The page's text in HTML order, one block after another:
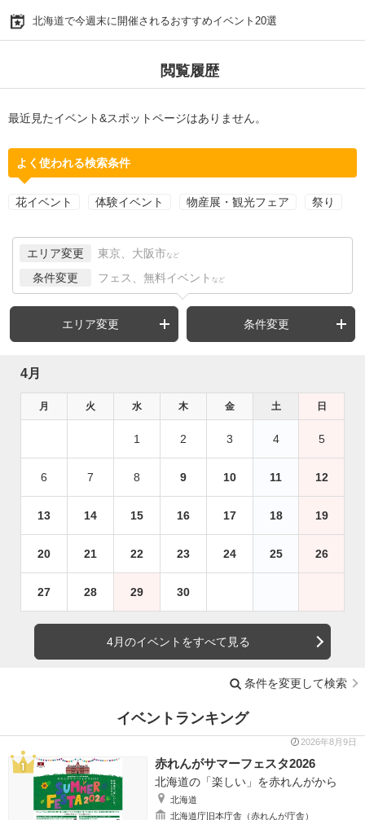
北海道で今週末に開催されるおすすめイベント20選
閲覧履歴
最近見たイベント&スポットページはありません。
よく使われる検索条件
花イベント 体験イベント 物産展・観光フェア 祭り
エリア変更 東京、大阪市 など
条件変更 フェス、無料イベント など
エリア変更 条件変更
4月
月 火 水 木 金 土 日
1 2 3 4 5
6 7 8 9 10 11 12
13 14 15 16 17 18 19
20 21 22 23 24 25 26
27 28 29 30
4月のイベントをすべて見る
条件を変更して検索
イベントランキング
2026年8月9日
赤れんがサマーフェスタ2026
北海道の「楽しい」を赤れんがから
北海道
北海道庁旧本庁舎（赤れんが庁舎）